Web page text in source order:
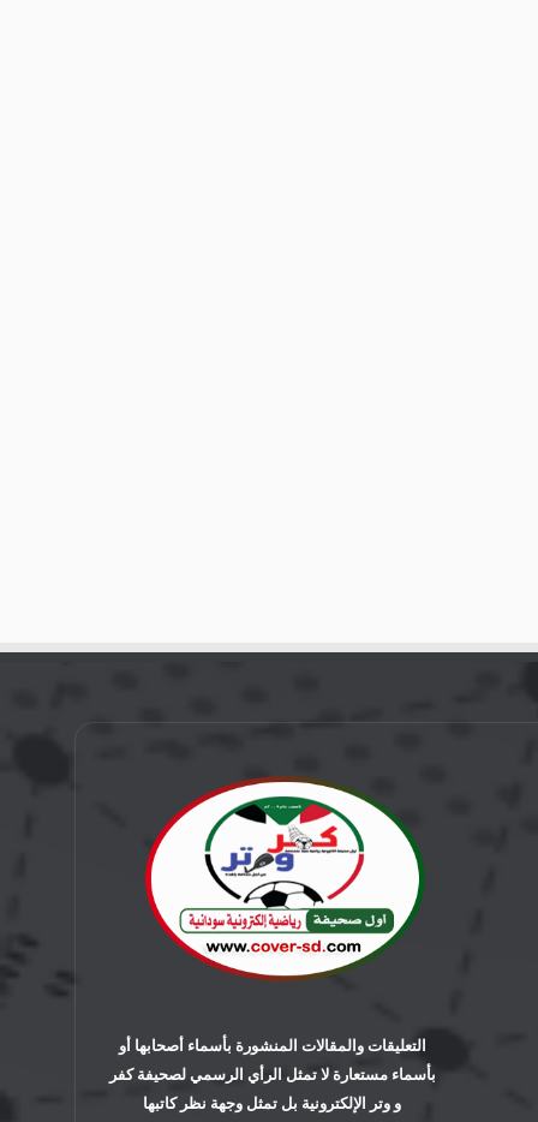
التعليقات والمقالات المنشورة بأسماء أصحابها أو
بأسماء مستعارة لا تمثل الرأي الرسمي لصحيفة كفر
و وتر الإلكترونية بل تمثل وجهة نظر كاتبها